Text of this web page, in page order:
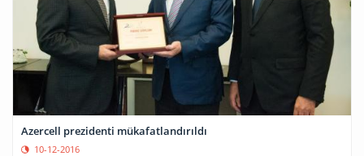
Azercell prezidenti mükafatlandırıldı
10-12-2016